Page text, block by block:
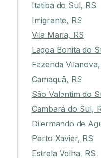
Itatiba do Sul, RS
Imigrante, RS
Vila Maria, RS
Lagoa Bonita do
Fazenda
Camaquã, RS
São Valentim do
Cambará do Sul,
Dilermando de
Porto Xavier, RS
Estrela Velha, RS